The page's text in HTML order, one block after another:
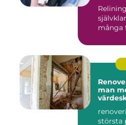
många
man
största